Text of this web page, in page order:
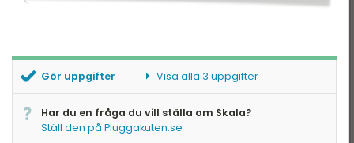
Gör uppgifter Visa alla 3 uppgifter
Kraftigast förminskning
Har du en fråga du vill ställa om Skala?
Ställ den på Pluggakuten.se